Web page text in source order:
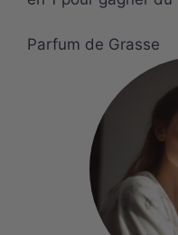
Parfum de Grasse